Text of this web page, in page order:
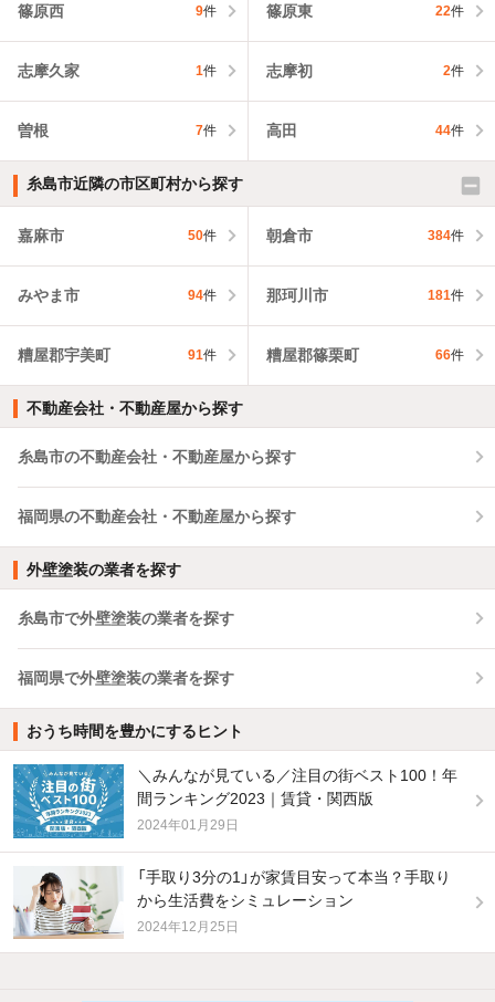
篠原西 9件 篠原東 22件
志摩久家 1件 志摩初 2件
曽根 7件 高田 44件
糸島市近隣の市区町村から探す
嘉麻市 50件 朝倉市 384件
みやま市 94件 那珂川市 181件
糟屋郡宇美町 91件 糟屋郡篠栗町 66件
不動産会社・不動産屋から探す
糸島市の不動産会社・不動産屋から探す
福岡県の不動産会社・不動産屋から探す
外壁塗装の業者を探す
糸島市で外壁塗装の業者を探す
福岡県で外壁塗装の業者を探す
おうち時間を豊かにするヒント
＼みんなが見ている／注目の街ベスト100！年
間ランキング2023｜賃貸・関西版
2024年01月29日
「手取り3分の1」が家賃目安って本当？手取り
から生活費をシミュレーション
2024年12月25日